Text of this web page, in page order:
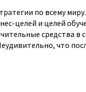
по всему
целей и целей
средства в
что